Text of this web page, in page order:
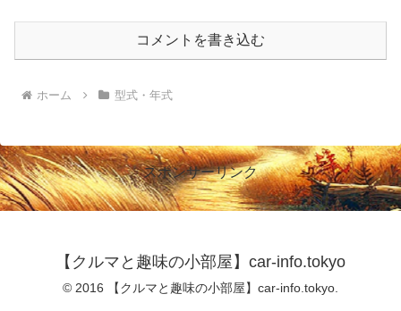
コメントを書き込む
ホーム 型式・年式
スポンサーリンク
【クルマと趣味の小部屋】car-info.tokyo
© 2016 【クルマと趣味の小部屋】car-info.tokyo.